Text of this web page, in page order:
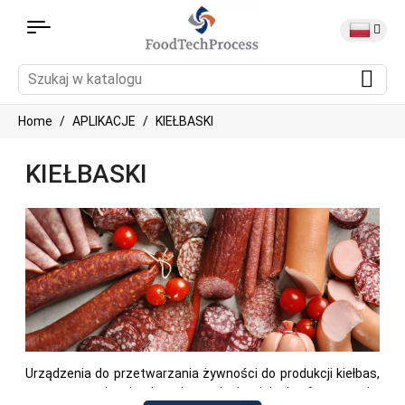
Home APLIKACJE KIEŁBASKI
KIEŁBASKI
Urządzenia do przetwarzania żywności do produkcji kiełbas,
w tym urządzenia do mieszania i mielenia, formowania,